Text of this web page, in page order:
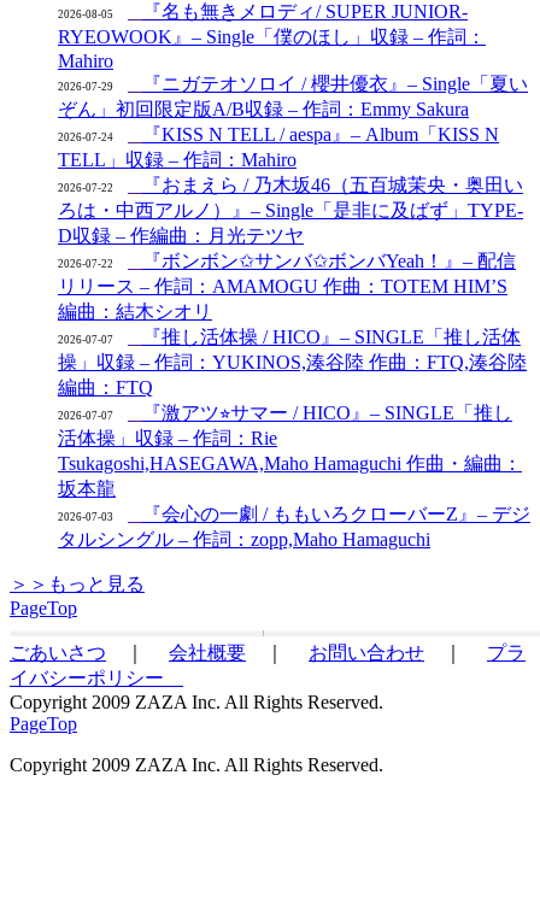
2026-08-05
『名も無きメロディ/ SUPER JUNIOR-
RYEOWOOK』– Single「僕のほし」収録 – 作詞：
Mahiro
2026-07-29
『ニガテオソロイ / 櫻井優衣』– Single「夏い
ぞん」初回限定版A/B収録 – 作詞：Emmy Sakura
2026-07-24
『KISS N TELL / aespa』– Album「KISS N
TELL」収録 – 作詞：Mahiro
2026-07-22
『おまえら / 乃木坂46（五百城茉央・奥田い
ろは・中西アルノ）』– Single「是非に及ばず」TYPE-
D収録 – 作編曲：月光テツヤ
2026-07-22
『ボンボン✩サンバ✩ボンバYeah！』– 配信
リリース – 作詞：AMAMOGU 作曲：TOTEM HIM’S
編曲：結木シオリ
2026-07-07
『推し活体操 / HICO』– SINGLE「推し活体
操」収録 – 作詞：YUKINOS,湊谷陸 作曲：FTQ,湊谷陸
編曲：FTQ
2026-07-07
『激アツ⭐︎サマー / HICO』– SINGLE「推し
活体操」収録 – 作詞：Rie
Tsukagoshi,HASEGAWA,Maho Hamaguchi 作曲・編曲：
坂本龍
2026-07-03
『会心の一劇 / ももいろクローバーZ』– デジ
タルシングル – 作詞：zopp,Maho Hamaguchi
＞＞もっと見る
PageTop
ごあいさつ 会社概要 お問い合わせ
プラ
イバシーポリシー
Copyright 2009 ZAZA Inc. All Rights Reserved.
PageTop
Copyright 2009 ZAZA Inc. All Rights Reserved.